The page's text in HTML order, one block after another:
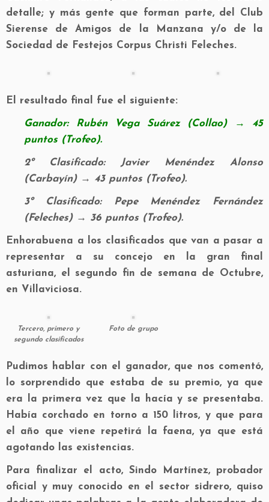
detalle; y más gente que forman parte, del Club
Sierense de Amigos de la Manzana y/o de la
Sociedad de Festejos Corpus Christi Feleches.
El resultado final fue el siguiente:
Ganador: Rubén Vega Suárez (Collao) → 45
puntos (Trofeo).
2º Clasificado: Javier Menéndez Alonso
(Carbayín) → 43 puntos (Trofeo).
3º Clasificado: Pepe Menéndez Fernández
(Feleches) → 36 puntos (Trofeo).
Enhorabuena a los clasificados que van a pasar a
representar a su concejo en la gran final
asturiana, el segundo fin de semana de Octubre,
en Villaviciosa.
Tercero, primero y
segundo clasificados
Foto de grupo
Pudimos hablar con el ganador, que nos comentó,
lo sorprendido que estaba de su premio, ya que
era la primera vez que la hacía y se presentaba.
Había corchado en torno a 150 litros, y que para
el año que viene repetirá la faena, ya que está
agotando las existencias.
Para finalizar el acto, Sindo Martínez, probador
oficial y muy conocido en el sector sidrero, quiso